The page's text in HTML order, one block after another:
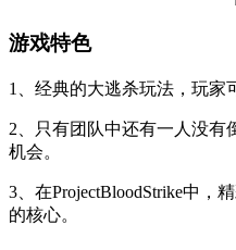
游戏特色
1、经典的大逃杀玩法，玩家
2、只有团队中还有一人没有
机会。
3、在ProjectBloodStrike中，
的核心。